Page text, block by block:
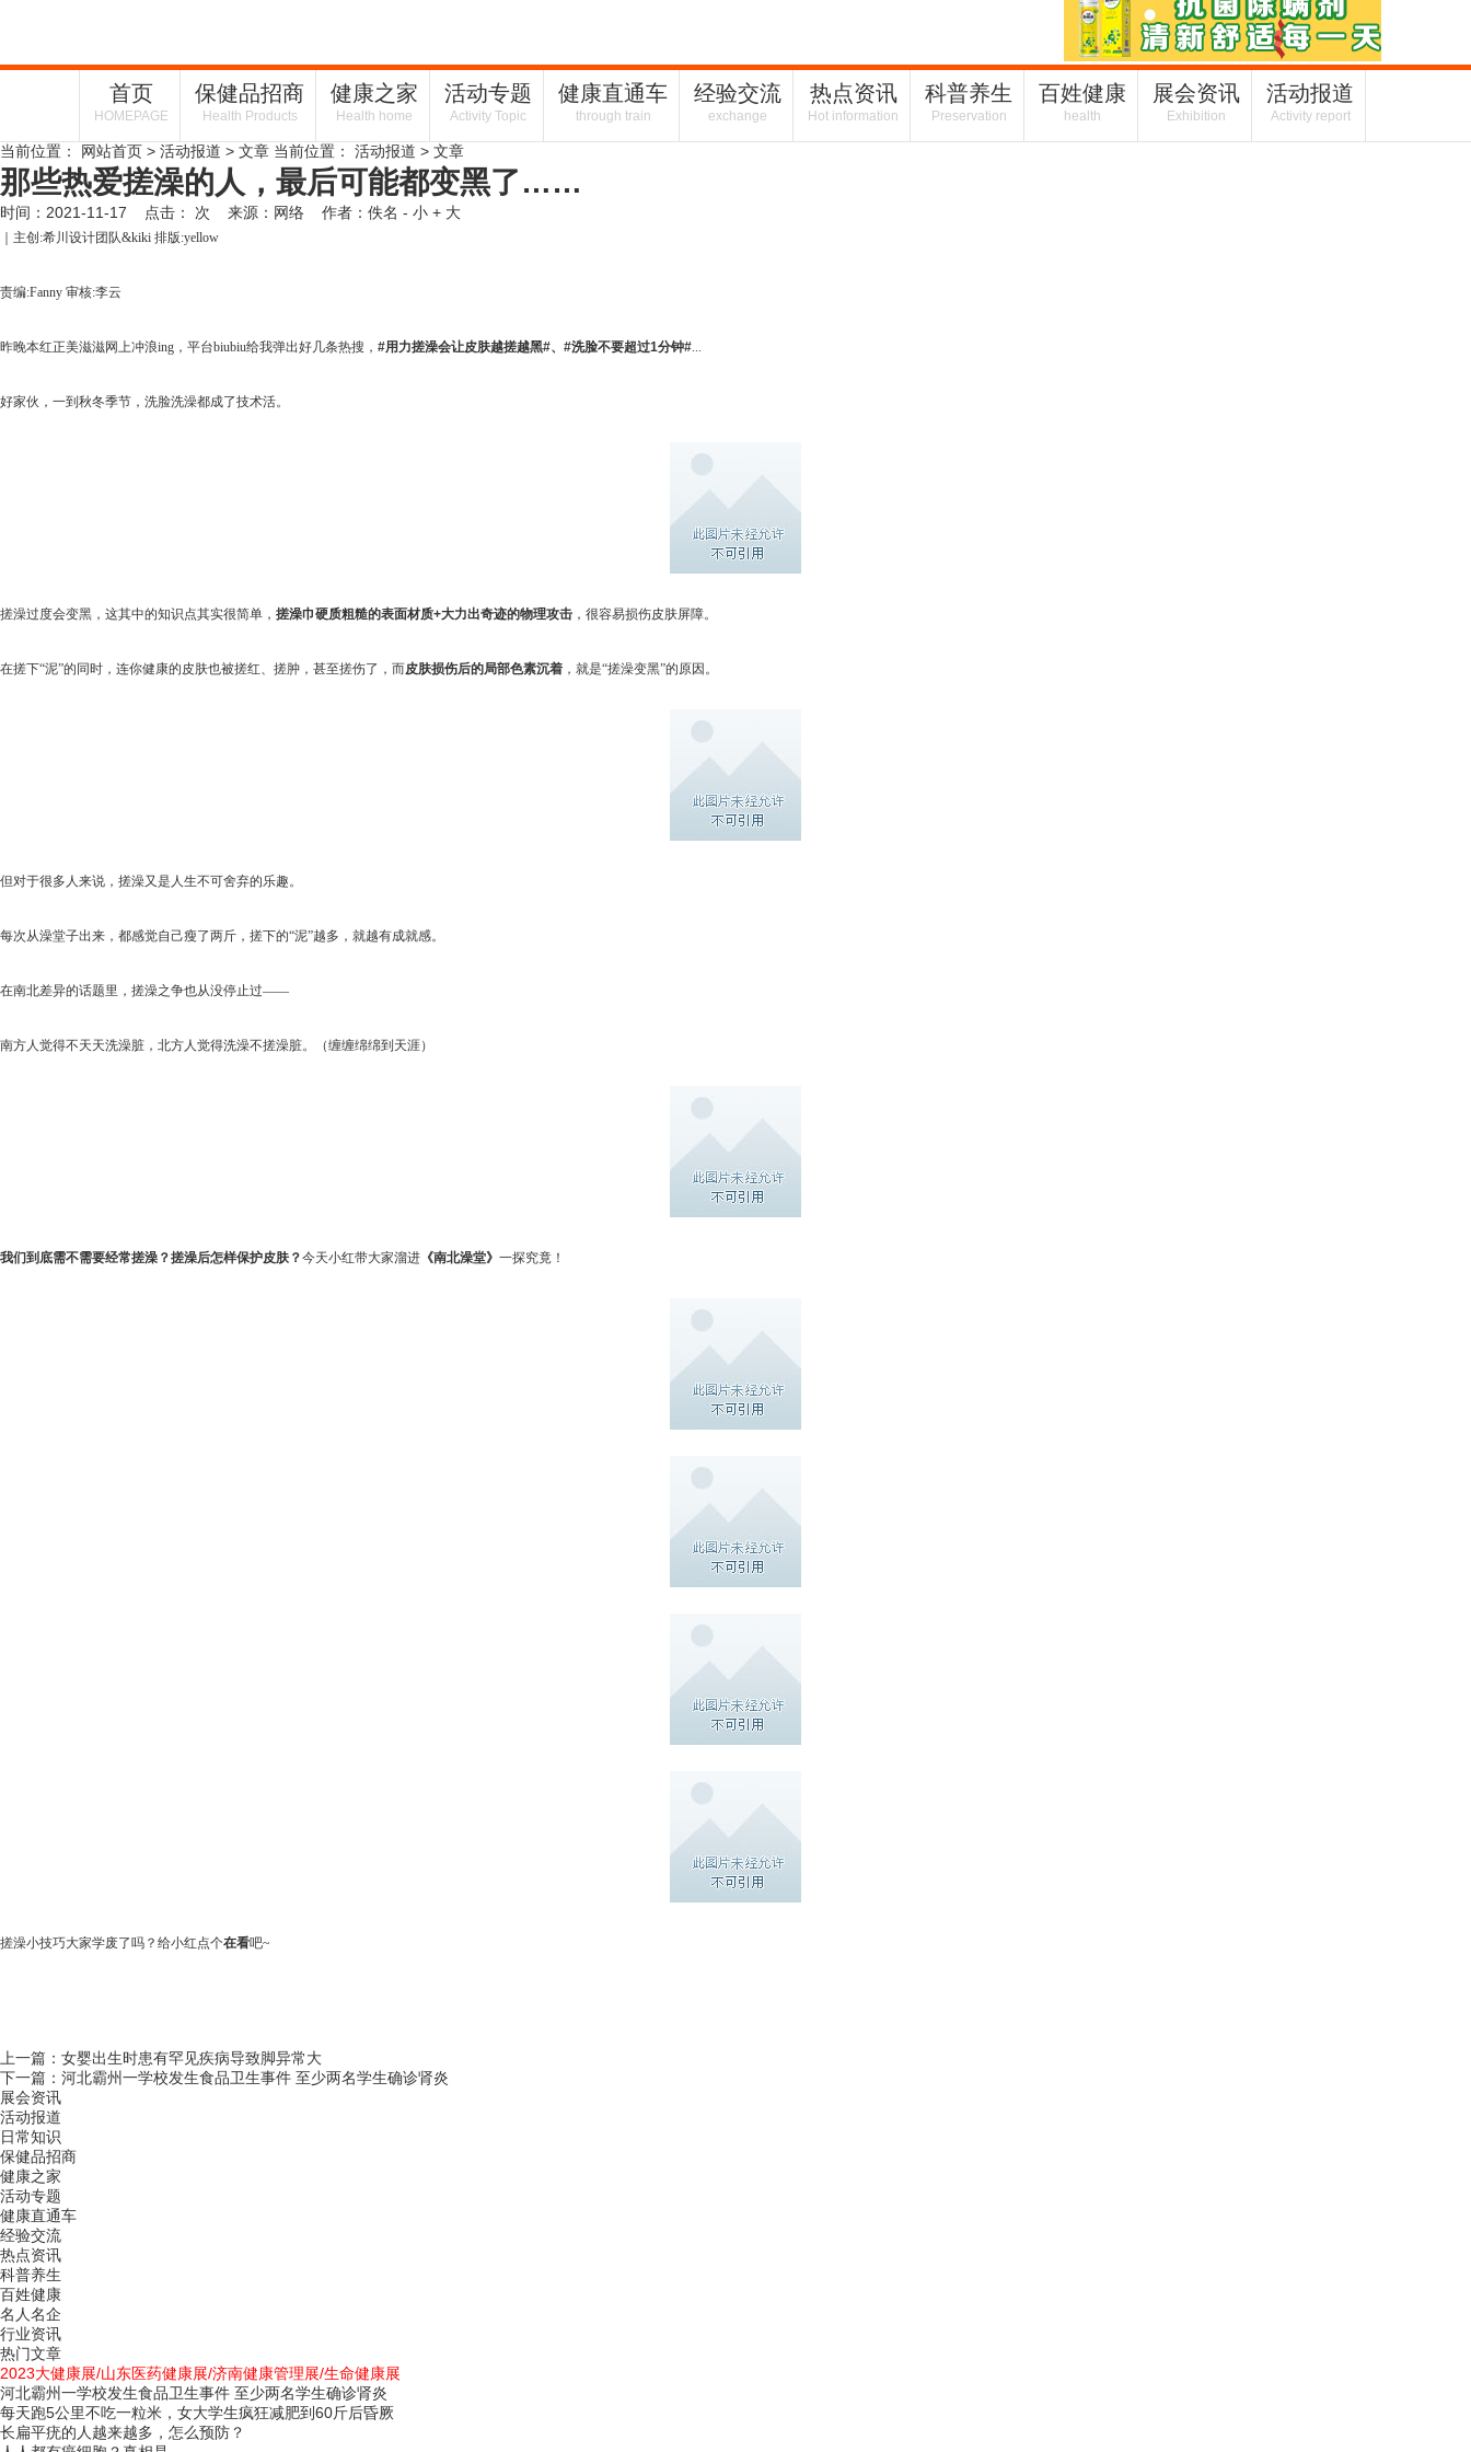
首页
HOMEPAGE
保健品招商
Health Products
健康之家
Health home
活动专题
Activity Topic
健康直通车
through train
经验交流
exchange
热点资讯
Hot information
科普养生
Preservation
百姓健康
health
展会资讯
Exhibition
活动报道
Activity report
当前位置： 网站首页 > 活动报道 > 文章 当前位置： 活动报道 > 文章
那些热爱搓澡的人，最后可能都变黑了……
时间：2021-11-17 点击： 次 来源：网络 作者：佚名 - 小 + 大
｜主创:希川设计团队&kiki 排版:yellow
责编:Fanny 审核:李云
昨晚本红正美滋滋网上冲浪ing，平台biubiu给我弹出好几条热搜， #用力搓澡会让皮肤越搓越黑#、#洗脸不要超过1分钟#...
好家伙，一到秋冬季节，洗脸洗澡都成了技术活。
搓澡过度会变黑，这其中的知识点其实很简单， 搓澡巾硬质粗糙的表面材质+大力出奇迹的物理攻击 ，很容易损伤皮肤屏障。
在搓下“泥”的同时，连你健康的皮肤也被搓红、搓肿，甚至搓伤了，而皮肤损伤后的局部色素沉着 ，就是“搓澡变黑”的原因。
但对于很多人来说，搓澡又是人生不可舍弃的乐趣。
每次从澡堂子出来，都感觉自己瘦了两斤，搓下的“泥”越多，就越有成就感。
在南北差异的话题里，搓澡之争也从没停止过——
南方人觉得不天天洗澡脏，北方人觉得洗澡不搓澡脏。（缠缠绵绵到天涯）
我们到底需不需要经常搓澡？搓澡后怎样保护皮肤？今天小红带大家溜进 《南北澡堂》 一探究竟！
搓澡小技巧大家学废了吗？给小红点个在看吧~
上一篇： 女婴出生时患有罕见疾病导致脚异常大
下一篇： 河北霸州一学校发生食品卫生事件 至少两名学生确诊肾炎
展会资讯
活动报道
日常知识
保健品招商
健康之家
活动专题
健康直通车
经验交流
热点资讯
科普养生
百姓健康
名人名企
行业资讯
热门文章
2023大健康展/山东医药健康展/济南健康管理展/生命健康展
河北霸州一学校发生食品卫生事件 至少两名学生确诊肾炎
每天跑5公里不吃一粒米，女大学生疯狂减肥到60斤后昏厥
长扁平疣的人越来越多，怎么预防？